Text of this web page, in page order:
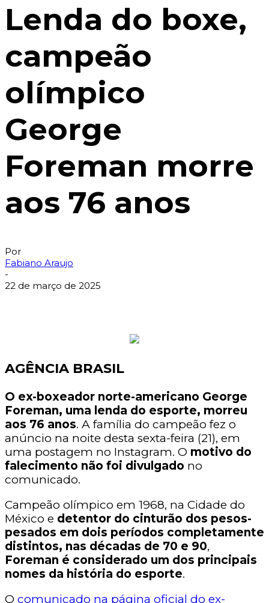
Lenda do boxe,
campeão
olímpico
George
Foreman morre
aos 76 anos
Por
Fabiano Araujo
-
22 de março de 2025
AGÊNCIA BRASIL
O ex-boxeador norte-americano George
Foreman, uma lenda do esporte, morreu
aos 76 anos. A família do campeão fez o
anúncio na noite desta sexta-feira (21), em
uma postagem no Instagram. O motivo do
falecimento não foi divulgado no
comunicado.
Campeão olímpico em 1968, na Cidade do
México e detentor do cinturão dos pesos-
pesados em dois períodos completamente
distintos, nas décadas de 70 e 90,
Foreman é considerado um dos principais
nomes da história do esporte.
O comunicado na página oficial do ex-